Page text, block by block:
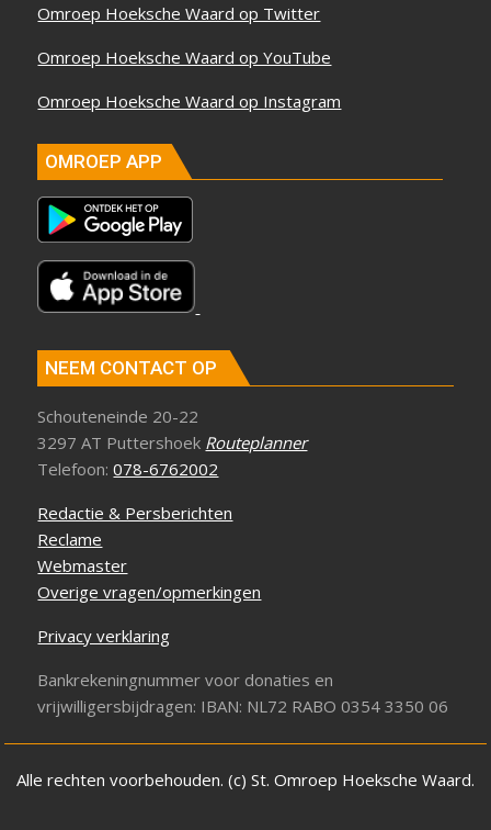
Omroep Hoeksche Waard op Twitter
Omroep Hoeksche Waard op YouTube
Omroep Hoeksche Waard op Instagram
OMROEP APP
NEEM CONTACT OP
Schouteneinde 20-22
3297 AT Puttershoek Routeplanner
Telefoon:078-6762002
Redactie & Persberichten
Reclame
Webmaster
Overige vragen/opmerkingen
Privacy verklaring
Bankrekeningnummer voor donaties en
vrijwilligersbijdragen: IBAN: NL72 RABO 0354 3350 06
Alle rechten voorbehouden. (c) St. Omroep Hoeksche Waard.